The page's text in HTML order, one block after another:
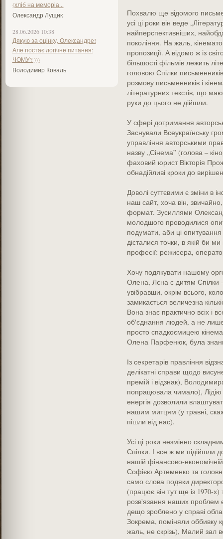
(хліб на меморіа...
Олександр Лущик
28.06.2026 10:38
Дякую за оцінку, Олександре!
Але постає логічне питання:
ЧОМУ? )))
Володимир Коваль
Похвалю ще відомого
усі ці роки він веде
найперспективніших,
покоління. На жаль,
пропозиції. А відомо ж із
більшості фільмів лежить
головою Спілки
розмову письменників і
літературних текстів, що
руки до цього не дійшли.
У сфері дотримання
Заснували Всеукраїнську
управління авторськими
назву „Сінема” (голова –
фаховий юрист Вікторія
обнадійливі кроки до
Доволі суттєвими є зміни в
наш сайт, хоча він,
формат. Зусиллями
молодшого проводилися
подумати, аби ці
дісталися точки, в якій би
професії: режисера,
Хочу подякувати нашому
Олена, Лєна є дитям Спілки
увібравши, окрім всього,
замикається величезна
Вона знає практично всіх і
об'єднання людей, а не
просто спадкоємицею
Олена Парфенюк, була
Із секретарів правління
делікатні справи щодо
премій і відзнак),
попрацювала чимало),
енергія дозволили
нашим митцям (у травні,
пішли від нас).
Усі ці роки незмінно
Спілки. І все ж ми підійшли
нашій фінансово-
Софією Артеменко та
само слова подяки
(працює він тут ще із 1970-х)
розв'язання наших проблем
дещо зроблено у справі
Зокрема, поміняли оббивку
жаль, не скрізь), Малий зал